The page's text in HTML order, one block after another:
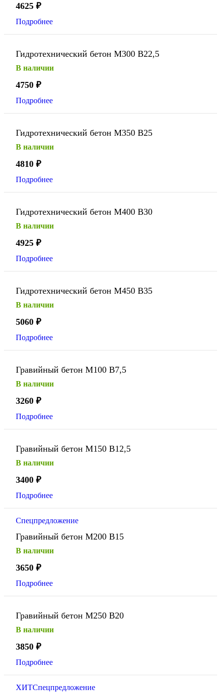
4625 ₽
Подробнее
Гидротехнический бетон М300 В22,5
В наличии
4750 ₽
Подробнее
Гидротехнический бетон М350 В25
В наличии
4810 ₽
Подробнее
Гидротехнический бетон М400 В30
В наличии
4925 ₽
Подробнее
Гидротехнический бетон М450 В35
В наличии
5060 ₽
Подробнее
Гравийный бетон М100 В7,5
В наличии
3260 ₽
Подробнее
Гравийный бетон М150 В12,5
В наличии
3400 ₽
Подробнее
Спецпредложение
Гравийный бетон М200 В15
В наличии
3650 ₽
Подробнее
Гравийный бетон М250 В20
В наличии
3850 ₽
Подробнее
ХИТСпецпредложение